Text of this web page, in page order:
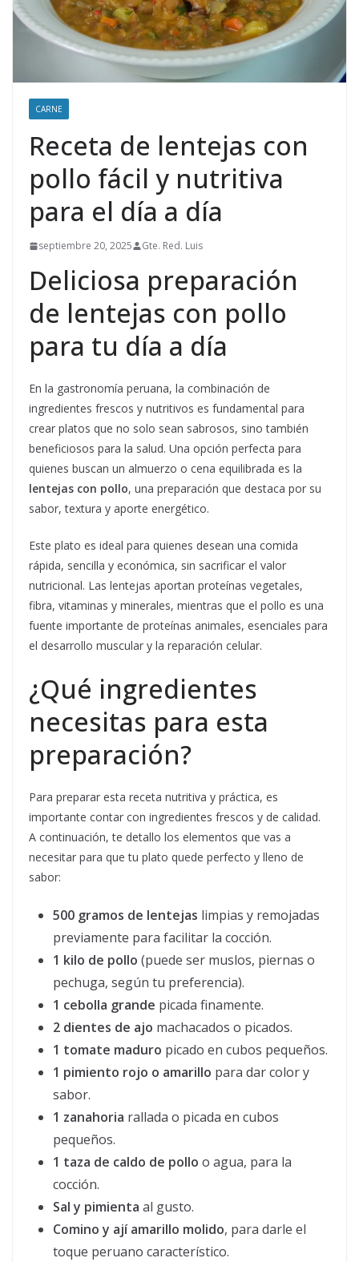
CARNE
Receta de lentejas con
pollo fácil y nutritiva
para el día a día
septiembre 20, 2025 Gte. Red. Luis
Deliciosa preparación
de lentejas con pollo
para tu día a día
En la gastronomía peruana, la combinación de
ingredientes frescos y nutritivos es fundamental para
crear platos que no solo sean sabrosos, sino también
beneficiosos para la salud. Una opción perfecta para
quienes buscan un almuerzo o cena equilibrada es la
lentejas con pollo, una preparación que destaca por su
sabor, textura y aporte energético.
Este plato es ideal para quienes desean una comida
rápida, sencilla y económica, sin sacrificar el valor
nutricional. Las lentejas aportan proteínas vegetales,
fibra, vitaminas y minerales, mientras que el pollo es una
fuente importante de proteínas animales, esenciales para
el desarrollo muscular y la reparación celular.
¿Qué ingredientes
necesitas para esta
preparación?
Para preparar esta receta nutritiva y práctica, es
importante contar con ingredientes frescos y de calidad.
A continuación, te detallo los elementos que vas a
necesitar para que tu plato quede perfecto y lleno de
sabor:
500 gramos de lentejas limpias y remojadas
previamente para facilitar la cocción.
1 kilo de pollo (puede ser muslos, piernas o
pechuga, según tu preferencia).
1 cebolla grande picada finamente.
2 dientes de ajo machacados o picados.
1 tomate maduro picado en cubos pequeños.
1 pimiento rojo o amarillo para dar color y
sabor.
1 zanahoria rallada o picada en cubos
pequeños.
1 taza de caldo de pollo o agua, para la
cocción.
Sal y pimienta al gusto.
Comino y ají amarillo molido, para darle el
toque peruano característico.